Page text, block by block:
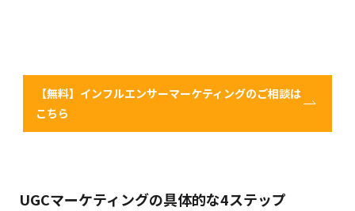
【無料】インフルエンサーマーケティングのご相談は
こちら
UGCマーケティングの具体的な4ステップ